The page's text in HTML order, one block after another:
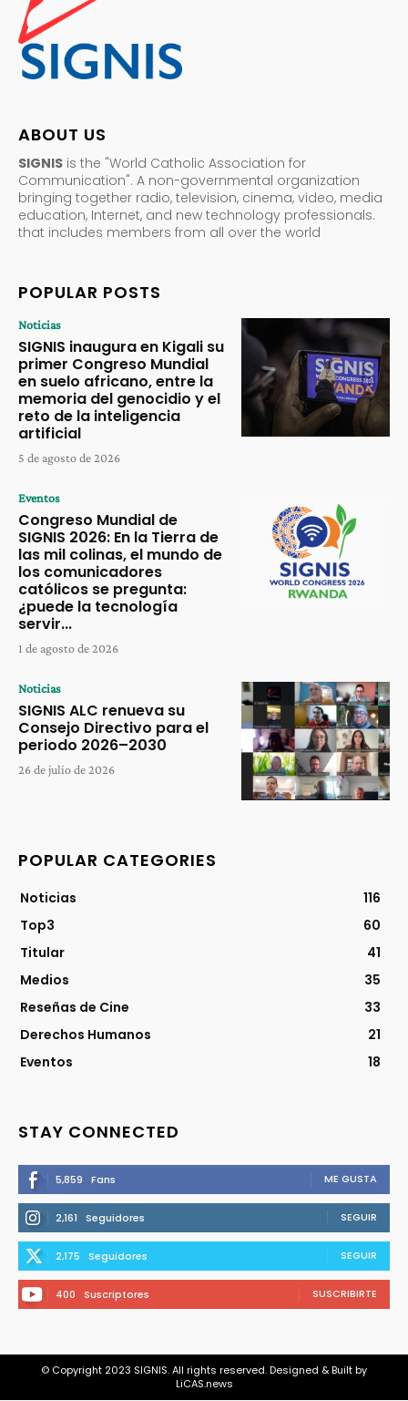
ABOUT US
SIGNIS is the "World Catholic Association for
Communication". A non-governmental organization
bringing together radio, television, cinema, video, media
education, Internet, and new technology professionals.
that includes members from all over the world
POPULAR POSTS
Noticias
SIGNIS inaugura en Kigali su
primer Congreso Mundial
en suelo africano, entre la
memoria del genocidio y el
reto de la inteligencia
artificial
5 de agosto de 2026
Eventos
Congreso Mundial de
SIGNIS 2026: En la Tierra de
las mil colinas, el mundo de
los comunicadores
católicos se pregunta:
¿puede la tecnología
servir...
1 de agosto de 2026
Noticias
SIGNIS ALC renueva su
Consejo Directivo para el
periodo 2026–2030
26 de julio de 2026
POPULAR CATEGORIES
Noticias
116
Top3
60
Titular
41
Medios
35
Reseñas de Cine
33
Derechos Humanos
21
Eventos
18
STAY CONNECTED
5,859 Fans ME GUSTA
2,161 Seguidores SEGUIR
2,175 Seguidores SEGUIR
400 Suscriptores SUSCRIBIRTE
© Copyright 2023 SIGNIS. All rights reserved. Designed & Built by
LiCAS.news